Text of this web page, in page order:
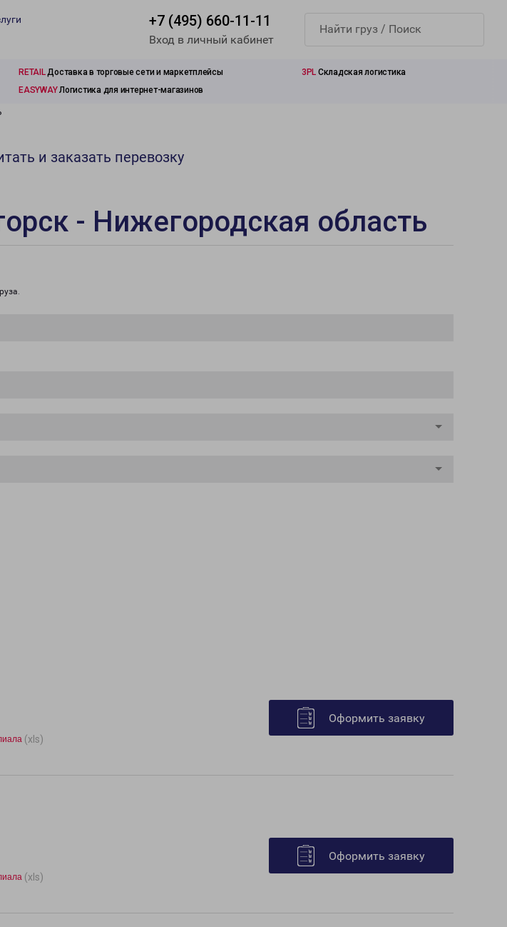
+7 (495) 660-11-11
Вход в личный кабинет
RETAILДоставка в торговые сети и маркетплейсы 3PL Складская логистика
EASYWAYЛогистика для интернет-магазинов
и заказать перевозку
- Нижегородская область
(xls)
Оформить заявку
(xls)
Оформить заявку